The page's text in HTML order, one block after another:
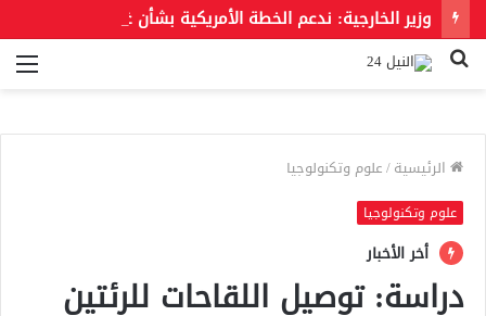
بحث
الرئيسية/علوم وتكنولوجيا
علوم وتكنولوجيا
أخر الأخبار
دراسة: توصيل اللقاحات للرئتين